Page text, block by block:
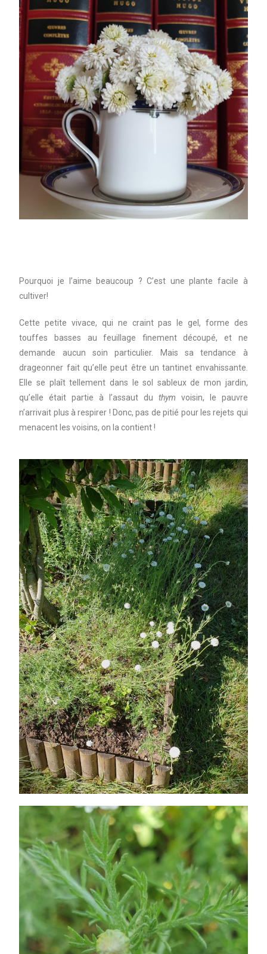
Pourquoi je l’aime beaucoup ? C’est une plante facile à
cultiver!
Cette petite vivace, qui ne craint pas le gel, forme des
touffes basses au feuillage finement découpé, et ne
demande aucun soin particulier. Mais sa tendance à
drageonner fait qu’elle peut être un tantinet envahissante.
Elle se plaît tellement dans le sol sableux de mon jardin,
qu’elle était partie à l’assaut du thym voisin, le pauvre
n’arrivait plus à respirer ! Donc, pas de pitié pour les rejets qui
menacent les voisins, on la contient !